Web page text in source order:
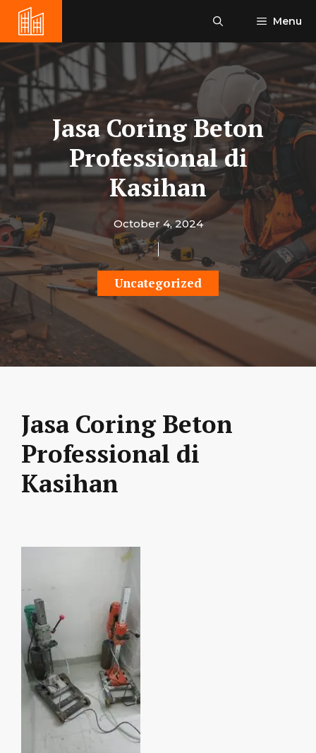
content
Menu
Jasa Coring Beton
Professional di
Kasihan
October 4, 2024
Uncategorized
Jasa Coring Beton
Professional di
Kasihan